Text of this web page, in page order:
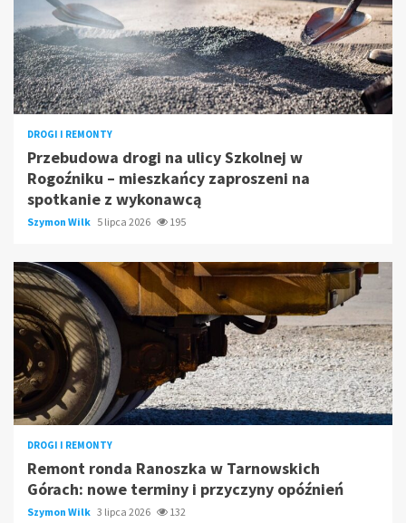
DROGI I REMONTY
Przebudowa drogi na ulicy Szkolnej w
Rogoźniku – mieszkańcy zaproszeni na
spotkanie z wykonawcą
Szymon Wilk 5 lipca 2026 195
DROGI I REMONTY
Remont ronda Ranoszka w Tarnowskich
Górach: nowe terminy i przyczyny opóźnień
Szymon Wilk 3 lipca 2026 132